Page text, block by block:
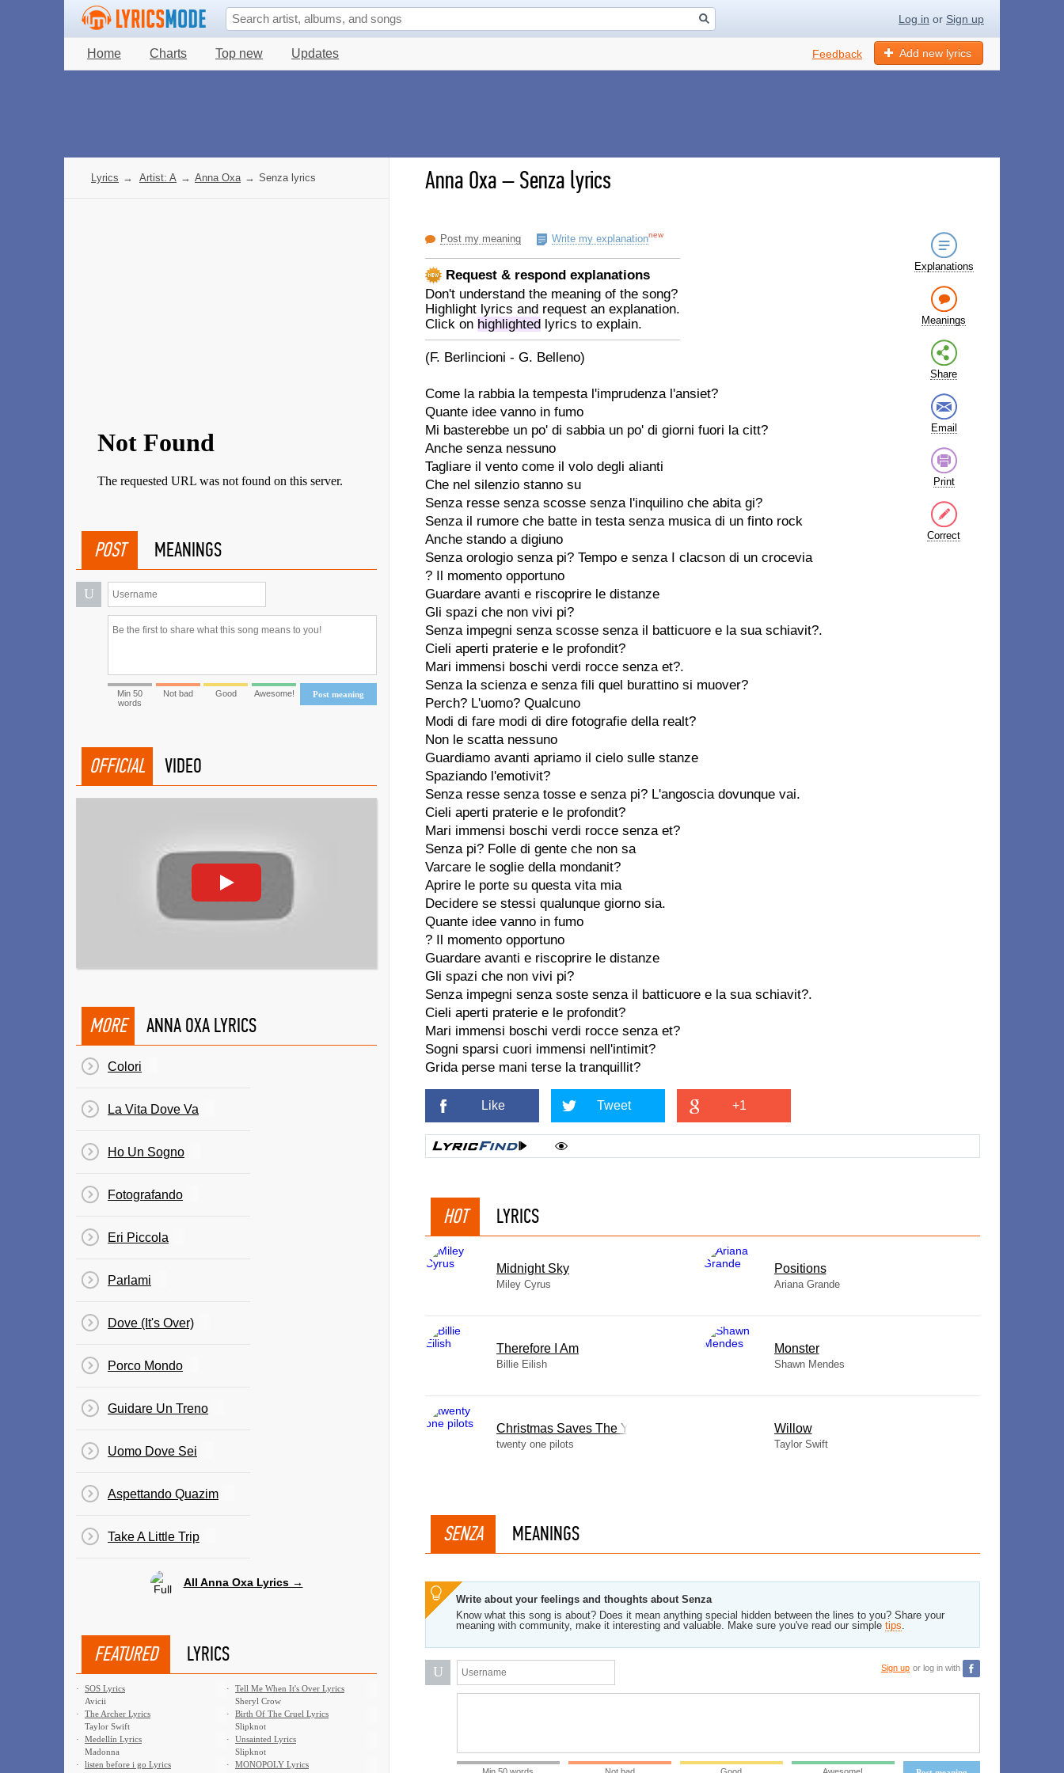
Log in or Sign up
Home Charts Top new Updates Add new lyrics
Feedback
Anna Oxa–Senza lyrics
Post my meaning Write my explanationnew
Request & respond explanations
Don't understand the meaning of the song?
Highlight lyrics and request an explanation.
Click on highlighted lyrics to explain.
(F. Berlincioni - G. Belleno)
Come la rabbia la tempesta l'imprudenza l'ansiet?
Quante idee vanno in fumo
Mi basterebbe un po' di sabbia un po' di giorni fuori la citt?
Anche senza nessuno
Tagliare il vento come il volo degli alianti
Che nel silenzio stanno su
Senza resse senza scosse senza l'inquilino che abita gi?
Senza il rumore che batte in testa senza musica di un finto rock
Anche stando a digiuno
Senza orologio senza pi? Tempo e senza I clacson di un crocevia
? Il momento opportuno
Guardare avanti e riscoprire le distanze
Gli spazi che non vivi pi?
Senza impegni senza scosse senza il batticuore e la sua schiavit?.
Cieli aperti praterie e le profondit?
Mari immensi boschi verdi rocce senza et?.
Senza la scienza e senza fili quel burattino si muover?
Perch? L'uomo? Qualcuno
Modi di fare modi di dire fotografie della realt?
Non le scatta nessuno
Guardiamo avanti apriamo il cielo sulle stanze
Spaziando l'emotivit?
Senza resse senza tosse e senza pi? L'angoscia dovunque vai.
Cieli aperti praterie e le profondit?
Mari immensi boschi verdi rocce senza et?
Senza pi? Folle di gente che non sa
Varcare le soglie della mondanit?
Aprire le porte su questa vita mia
Decidere se stessi qualunque giorno sia.
Quante idee vanno in fumo
? Il momento opportuno
Guardare avanti e riscoprire le distanze
Gli spazi che non vivi pi?
Senza impegni senza soste senza il batticuore e la sua schiavit?.
Cieli aperti praterie e le profondit?
Mari immensi boschi verdi rocce senza et?
Sogni sparsi cuori immensi nell'intimit?
Grida perse mani terse la tranquillit?
Explanations
Meanings
Share
Email
Print
Correct
Like Tweet +1
HOT LYRICS
Midnight Sky
Miley Cyrus
​Positions
Ariana Grande
Therefore I Am
Billie Eilish
Monster
Shawn Mendes
Christmas Saves The Year
twenty one pilots
Willow
Taylor Swift
SENZA MEANINGS
Write about your feelings and thoughts about Senza
Know what this song is about? Does it mean anything special hidden between the lines to you? Share your
meaning with community, make it interesting and valuable. Make sure you've read our simple tips.
U Sign up or log in with
Lyrics → Artist: A → Anna Oxa → Senza lyrics
POST MEANINGS
U
Post meaning
Min 50
words
Not bad Good Awesome!
OFFICIAL VIDEO
MORE ANNA OXA LYRICS
Colori
La Vita Dove Va
Ho Un Sogno
Fotografando
Eri Piccola
Parlami
Dove (It's Over)
Porco Mondo
Guidare Un Treno
Uomo Dove Sei
Aspettando Quazim
Take A Little Trip
All Anna Oxa Lyrics →
FEATURED LYRICS
·
SOS Lyrics
Avicii
·
Tell Me When It's Over Lyrics
Sheryl Crow
·
The Archer Lyrics
Taylor Swift
·
Birth Of The Cruel Lyrics
Slipknot
·
Medellín Lyrics
Madonna
·
Unsainted Lyrics
Slipknot
·
​listen before i go Lyrics
·
MONOPOLY Lyrics